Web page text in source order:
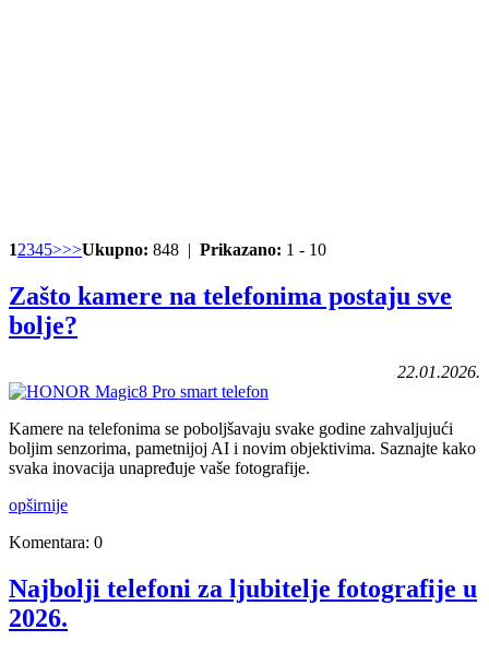
12345>>>Ukupno: 848 | Prikazano: 1 - 10
Zašto kamere na telefonima postaju sve
bolje?
22.01.2026.
Kamere na telefonima se poboljšavaju svake godine zahvaljujući
boljim senzorima, pametnijoj AI i novim objektivima. Saznajte kako
svaka inovacija unapređuje vaše fotografije.
opširnije
Komentara: 0
Najbolji telefoni za ljubitelje fotografije u
2026.